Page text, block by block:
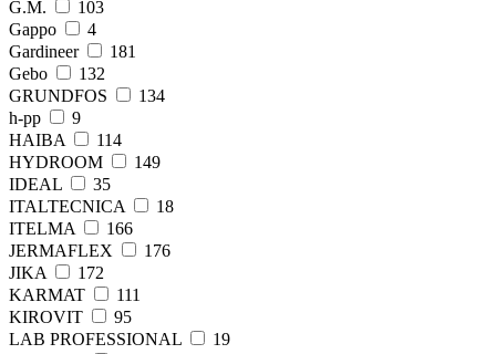
G.M.
103
Gappo
4
Gardineer
181
Gebo
132
GRUNDFOS
134
h-pp
9
HAIBA
114
HYDROOM
149
IDEAL
35
ITALTECNICA
18
ITELMA
166
JERMAFLEX
176
JIKA
172
KARMAT
111
KIROVIT
95
LAB PROFESSIONAL
19